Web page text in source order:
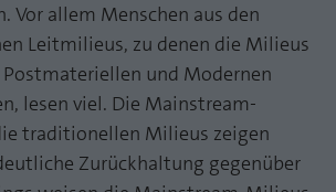
Vor allem Menschen aus den
Leitmilieus, zu denen die Milieus
und Modernen
lesen viel. Die Mainstream-
traditionellen Milieus zeigen
Zurückhaltung gegenüber